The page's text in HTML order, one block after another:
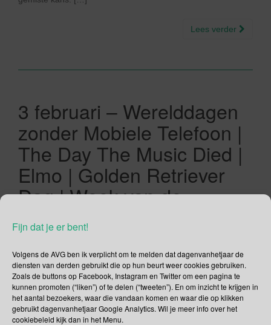
Fijn dat je er bent!
Volgens de AVG ben ik verplicht om te melden dat dagenvanhetjaar de
diensten van derden gebruikt die op hun beurt weer cookies gebruiken.
Zoals de buttons op Facebook, Instagram en Twitter om een pagina te
kunnen promoten (“liken”) of te delen (“tweeten”). En om inzicht te krijgen in
het aantal bezoekers, waar die vandaan komen en waar die op klikken
gebruikt dagenvanhetjaar Google Analytics. Wil je meer info over het
cookiebeleid kijk dan in het Menu.
Lees verder
3 februari – Werelddagen
zonder Mobiele Telefoon |
The Day The Music Died |
Elmo | Golden Retriever
Dag | Week van de
Circulaire Economie
20e Werelddag zonder Mobiele Telefoon De initiator van de
Werelddagen zonder Mobiele Telefoon en Smartphone is de
Franse schrijver Phil Marso. Hij richtte de vereniging
Adikphonia op die verantwoordelijk is voor het organiseren